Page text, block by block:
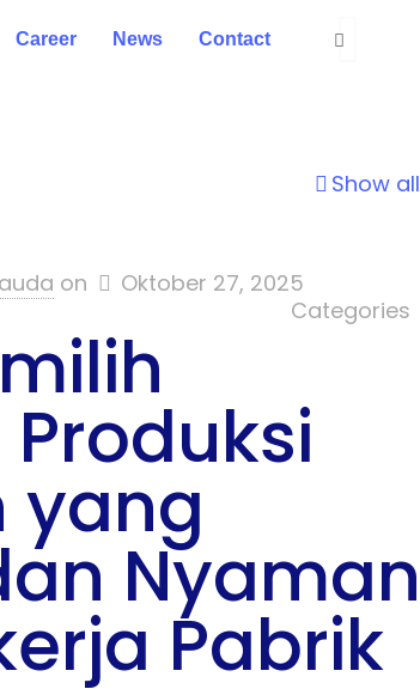
Career News Contact
Show all
on
Oktober 27, 2025
Categories
yang
Nyaman
Pabrik